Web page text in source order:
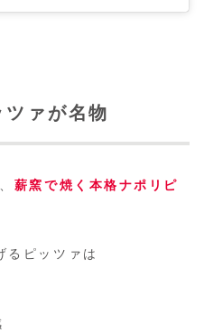
ァが名物
薪窯で焼く本格ナポリピ
るピッツァは